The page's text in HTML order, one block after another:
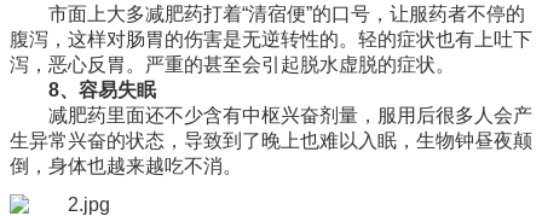
市面上大多减肥药打着“清宿便”的口号，让服药者不停的
腹泻，这样对肠胃的伤害是无逆转性的。轻的症状也有上吐下
泻，恶心反胃。严重的甚至会引起脱水虚脱的症状。
8、容易失眠
减肥药里面还不少含有中枢兴奋剂量，服用后很多人会产
生异常兴奋的状态，导致到了晚上也难以入眠，生物钟昼夜颠
倒，身体也越来越吃不消。